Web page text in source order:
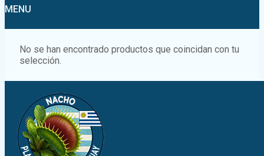
MENU
No se han encontrado productos que coincidan con tu
selección.